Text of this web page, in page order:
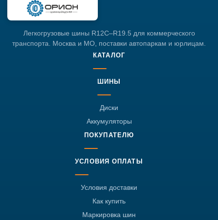
Легкогрузовые шины R12C–R19.5 для коммерческого
транспорта. Москва и МО, поставки автопаркам и юрлицам.
КАТАЛОГ
ШИНЫ
Диски
Аккумуляторы
ПОКУПАТЕЛЮ
УСЛОВИЯ ОПЛАТЫ
Условия доставки
Как купить
Маркировка шин